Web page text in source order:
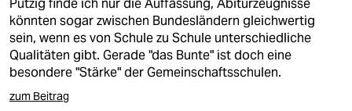
Putzig finde ich nur die Auffassung, Abiturzeugnisse
könnten sogar zwischen Bundesländern gleichwertig
sein, wenn es von Schule zu Schule unterschiedliche
Qualitäten gibt. Gerade "das Bunte" ist doch eine
besondere "Stärke" der Gemeinschaftsschulen.
zum Beitrag